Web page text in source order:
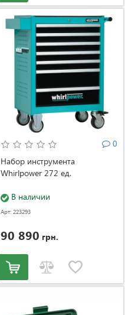
0
Набор инструмента
Whirlpower 272 ед.
В наличии
Арт: 223293
90 890 грн.